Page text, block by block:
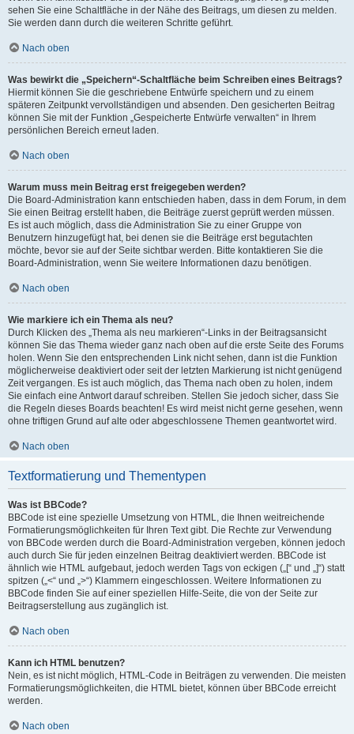
sehen Sie eine Schaltfläche in der Nähe des Beitrags, um diesen zu melden.
Sie werden dann durch die weiteren Schritte geführt.
Nach oben
Was bewirkt die „Speichern“-Schaltfläche beim Schreiben eines Beitrags?
Hiermit können Sie die geschriebene Entwürfe speichern und zu einem
späteren Zeitpunkt vervollständigen und absenden. Den gesicherten Beitrag
können Sie mit der Funktion „Gespeicherte Entwürfe verwalten“ in Ihrem
persönlichen Bereich erneut laden.
Nach oben
Warum muss mein Beitrag erst freigegeben werden?
Die Board-Administration kann entschieden haben, dass in dem Forum, in dem
Sie einen Beitrag erstellt haben, die Beiträge zuerst geprüft werden müssen.
Es ist auch möglich, dass die Administration Sie zu einer Gruppe von
Benutzern hinzugefügt hat, bei denen sie die Beiträge erst begutachten
möchte, bevor sie auf der Seite sichtbar werden. Bitte kontaktieren Sie die
Board-Administration, wenn Sie weitere Informationen dazu benötigen.
Nach oben
Wie markiere ich ein Thema als neu?
Durch Klicken des „Thema als neu markieren“-Links in der Beitragsansicht
können Sie das Thema wieder ganz nach oben auf die erste Seite des Forums
holen. Wenn Sie den entsprechenden Link nicht sehen, dann ist die Funktion
möglicherweise deaktiviert oder seit der letzten Markierung ist nicht genügend
Zeit vergangen. Es ist auch möglich, das Thema nach oben zu holen, indem
Sie einfach eine Antwort darauf schreiben. Stellen Sie jedoch sicher, dass Sie
die Regeln dieses Boards beachten! Es wird meist nicht gerne gesehen, wenn
ohne triftigen Grund auf alte oder abgeschlossene Themen geantwortet wird.
Nach oben
Textformatierung und Thementypen
Was ist BBCode?
BBCode ist eine spezielle Umsetzung von HTML, die Ihnen weitreichende
Formatierungsmöglichkeiten für Ihren Text gibt. Die Rechte zur Verwendung
von BBCode werden durch die Board-Administration vergeben, können jedoch
auch durch Sie für jeden einzelnen Beitrag deaktiviert werden. BBCode ist
ähnlich wie HTML aufgebaut, jedoch werden Tags von eckigen („[“ und „]“) statt
spitzen („<“ und „>“) Klammern eingeschlossen. Weitere Informationen zu
BBCode finden Sie auf einer speziellen Hilfe-Seite, die von der Seite zur
Beitragserstellung aus zugänglich ist.
Nach oben
Kann ich HTML benutzen?
Nein, es ist nicht möglich, HTML-Code in Beiträgen zu verwenden. Die meisten
Formatierungsmöglichkeiten, die HTML bietet, können über BBCode erreicht
werden.
Nach oben